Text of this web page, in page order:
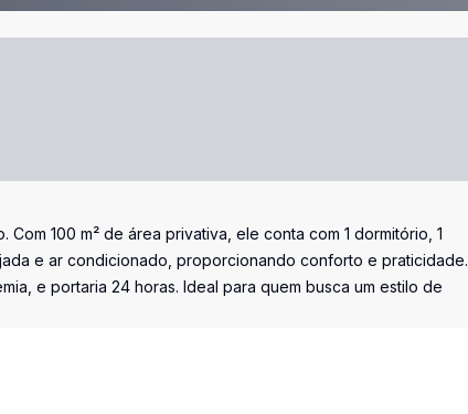
100 m² de área privativa, ele conta com 1 dormitório, 1
e ar condicionado, proporcionando conforto e praticidade.
e portaria 24 horas. Ideal para quem busca um estilo de